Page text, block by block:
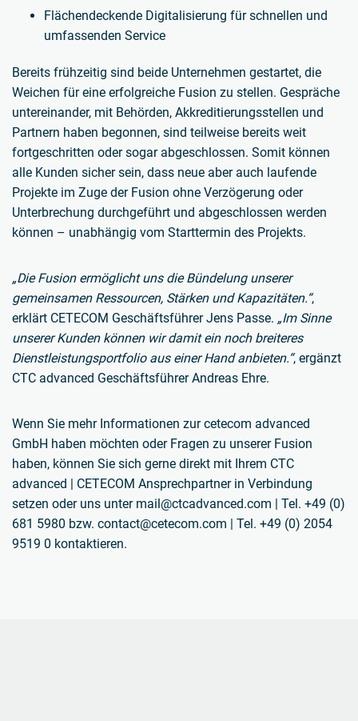
Flächendeckende Digitalisierung für schnellen und
umfassenden Service
Bereits frühzeitig sind beide Unternehmen gestartet, die
Weichen für eine erfolgreiche Fusion zu stellen. Gespräche
untereinander, mit Behörden, Akkreditierungsstellen und
Partnern haben begonnen, sind teilweise bereits weit
fortgeschritten oder sogar abgeschlossen. Somit können
alle Kunden sicher sein, dass neue aber auch laufende
Projekte im Zuge der Fusion ohne Verzögerung oder
Unterbrechung durchgeführt und abgeschlossen werden
können – unabhängig vom Starttermin des Projekts.
„Die Fusion ermöglicht uns die Bündelung unserer
gemeinsamen Ressourcen, Stärken und Kapazitäten.“,
erklärt CETECOM Geschäftsführer Jens Passe. „Im Sinne
unserer Kunden können wir damit ein noch breiteres
Dienstleistungsportfolio aus einer Hand anbieten.“, ergänzt
CTC advanced Geschäftsführer Andreas Ehre.
Wenn Sie mehr Informationen zur cetecom advanced
GmbH haben möchten oder Fragen zu unserer Fusion
haben, können Sie sich gerne direkt mit Ihrem CTC
advanced | CETECOM Ansprechpartner in Verbindung
setzen oder uns unter mail@ctcadvanced.com | Tel. +49 (0)
681 5980 bzw. contact@cetecom.com | Tel. +49 (0) 2054
9519 0 kontaktieren.